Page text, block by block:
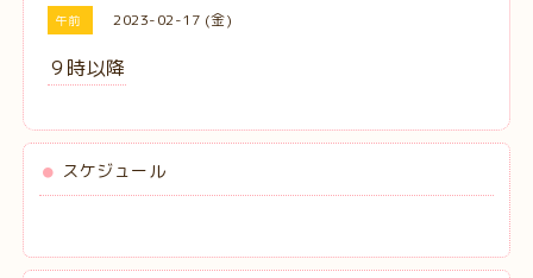
午前 2023-02-17 (金)
９時以降
スケジュール